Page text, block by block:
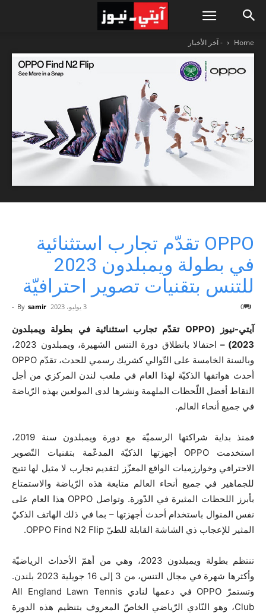
Home - آخر الأخبار
OPPO تقدّم تجارب استثنائية
في بطولة ويمبلدون 2023
للتنس بتقنيات تصوير احترافيّة
By samir
- 3 يوليو، 2023 0
آيتي-نيوز (OPPO تقدّم تجارب استثنائية في بطولة ويمبلدون
2023) –
احتفالا بانطلاق دورة التنس الشهيرة، ويمبلدون 2023،
وبالسنة الخامسة على التّوالي كشريك رسمي للحدث، تقدّم OPPO
أحدث هواتفها الذكيّة لهذا العام في ملعب لندن المركزي من أجل
التقاط أفضل اللّحظات الملهمة ونشرها لدى المولعين بهذه الرّياضة
في جميع أنحاء العالم.
فمنذ بداية شراكتها الرسميّة مع دورة ويمبلدون سنة 2019،
استخدمت OPPO أجهزتها الذكيّة المدعّمة بتقنيات التّصوير
الاحترافي وخوارزميات الواقع المعزّز لتقديم تجارب لا مثيل لها تتيح
للجماهير في جميع أنحاء العالم متابعة هذه الرّياضة والاستمتاع
بأبرز اللحظات المثيرة في الدّورة. وتواصل OPPO هذا العام على
نفس المنوال باستخدام أحدث أجهزتها – بما في ذلك الهاتف الذكيّ
المثير للإعجاب ذي الشاشة القابلة للطيّ OPPO Find N2 Flip.
تنتظم بطولة ويمبلدون 2023، وهي من أهمّ الأحداث الرياضيّة
وأكثرها شهرة في مجال التنس، من 3 إلى 16 جويلية 2023 بلندن.
وتستمرّ OPPO في دعمها لنادي All England Lawn Tennis
Club، وهو النّادي الرّياضي الخاصّ المعروف بتنظيم هذه الدورة